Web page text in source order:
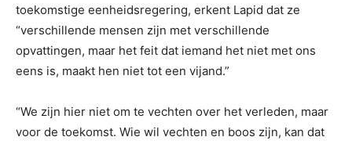
toekomstige eenheidsregering, erkent Lapid dat ze
“verschillende mensen zijn met verschillende
opvattingen, maar het feit dat iemand het niet met ons
eens is, maakt hen niet tot een vijand.”
“We zijn hier niet om te vechten over het verleden, maar
voor de toekomst. Wie wil vechten en boos zijn, kan dat